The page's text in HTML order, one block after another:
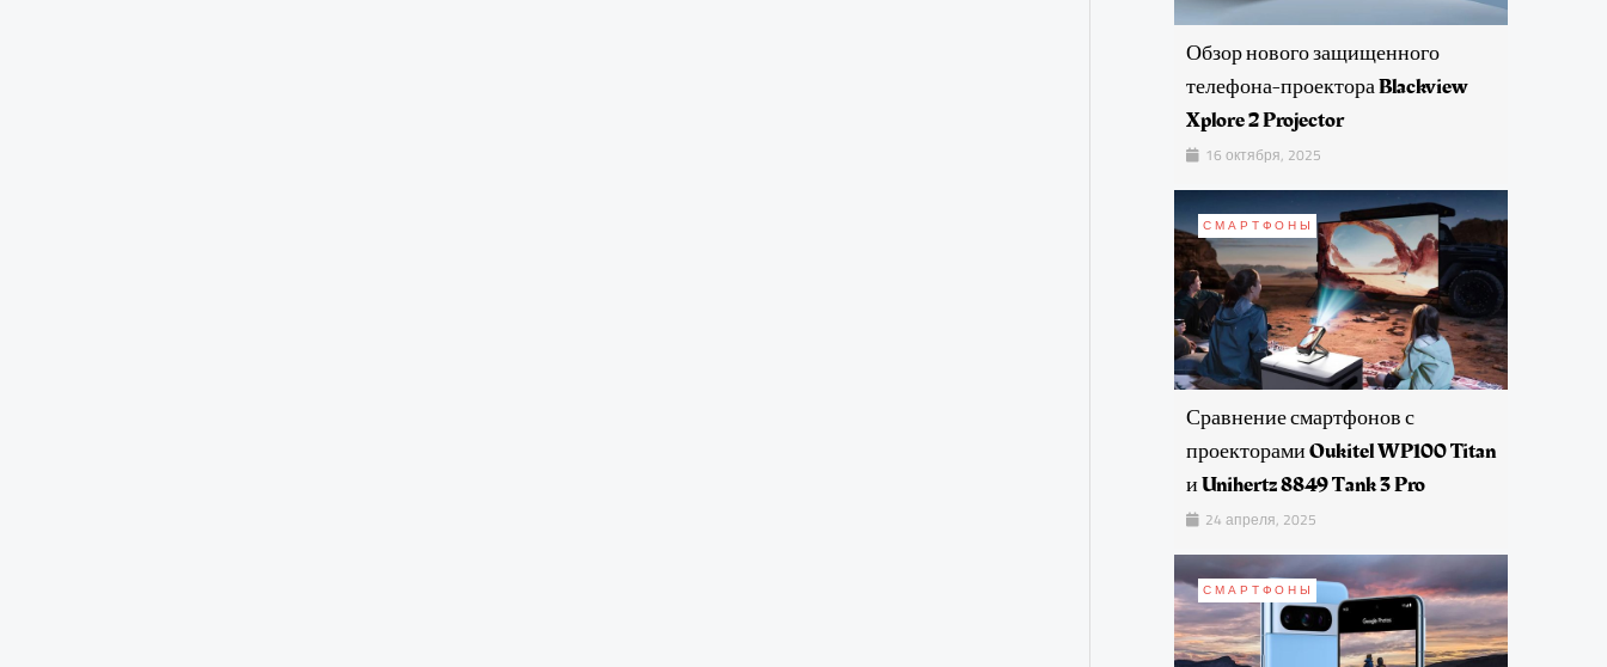
Обзор нового защищенного
телефона-проектора Blackview
Xplore 2 Projector
16 октября, 2025
СМАРТФОНЫ
Сравнение смартфонов с
проекторами Oukitel WP100 Titan
и Unihertz 8849 Tank 3 Pro
24 апреля, 2025
СМАРТФОНЫ